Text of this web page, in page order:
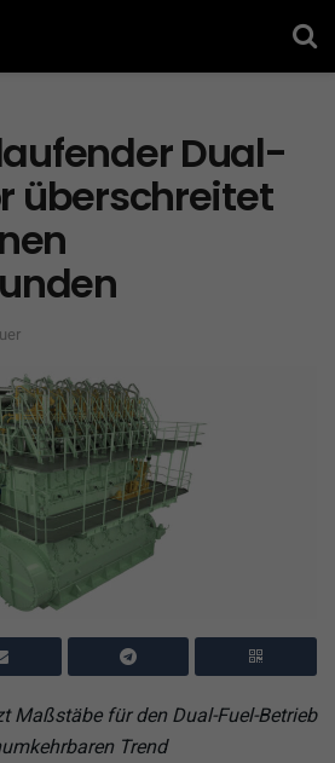
Dual-
überschreitet
Maßstäbe für den Dual-Fuel-Betrieb
Trend